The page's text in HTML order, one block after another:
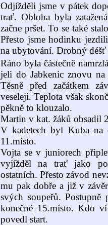
Odjížděli jsme v pátek
trať. Obloha byla
začne pršet. To se také
Přesto jsme hodinku
na ubytování. Drobný déšť
Ráno byla částečně
jeli do Jabkenic znovu
Těsně před začátkem
veseleji. Teplota však
pěkně to klouzalo.
Martin v kat. žáků obsadil
V kadetech byl Kuba
11.místo.
Vojta se v juniorech
vyjížděl na trať jako
ostatních. Přesto závod
mu pak dobře a již v
svých soupeřů.
konečné 15.místo. Kdo
povedl start.